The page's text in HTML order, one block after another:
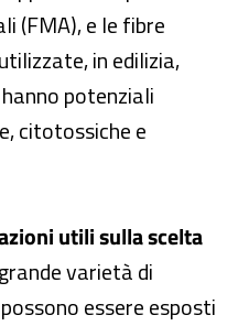
(FMA), e le fibre
in edilizia,
potenziali
citotossiche e
utili sulla scelta
varietà di
essere esposti